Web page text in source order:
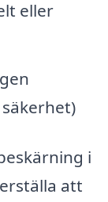
eller
i
att